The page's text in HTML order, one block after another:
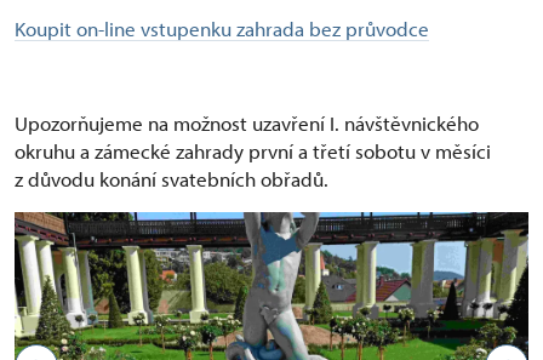
Koupit on-line vstupenku zahrada bez průvodce
Upozorňujeme na možnost uzavření I. návštěvnického
okruhu a zámecké zahrady první a třetí sobotu v měsíci
z důvodu konání svatebních obřadů.